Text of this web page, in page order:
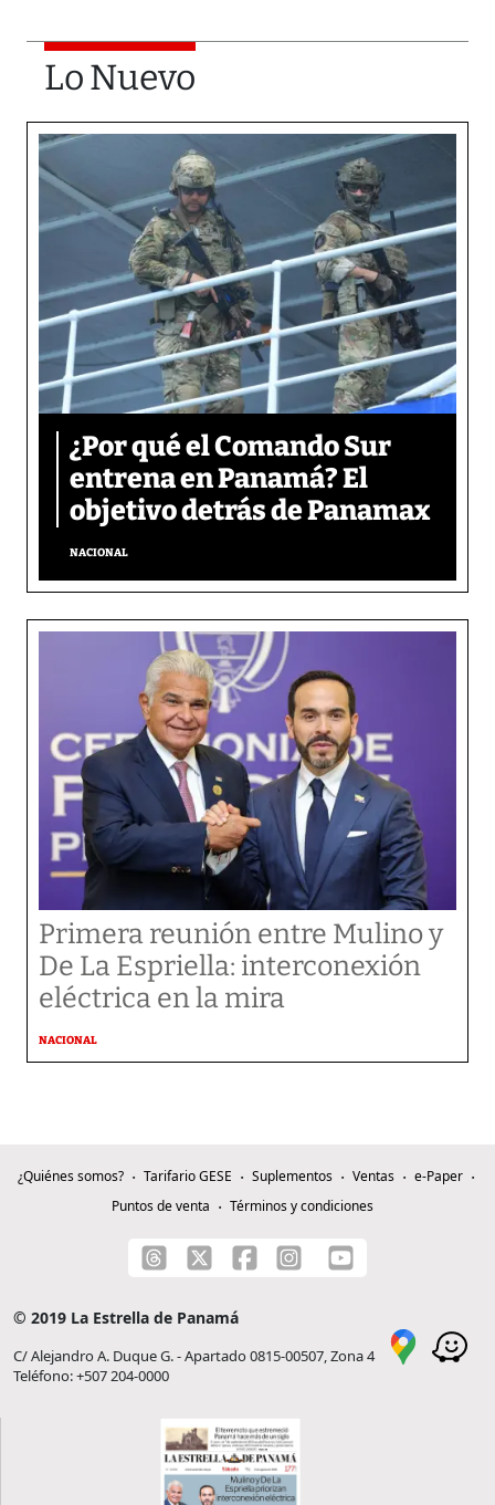
Lo Nuevo
¿Por qué el Comando Sur
entrena en Panamá? El
objetivo detrás de Panamax
NACIONAL
Primera reunión entre Mulino y
De La Espriella: interconexión
eléctrica en la mira
NACIONAL
¿Quiénes somos? Tarifario GESE Suplementos Ventas
e-Paper
Puntos de venta
Términos y condiciones
© 2019 La Estrella de Panamá
C/ Alejandro A. Duque G. - Apartado 0815-00507, Zona 4
Teléfono: +507 204-0000